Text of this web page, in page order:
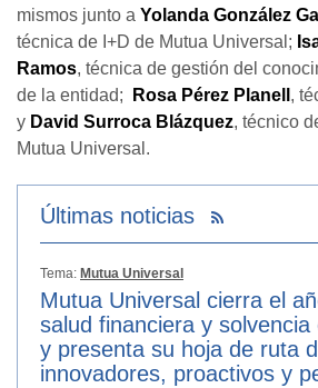
mismos junto a Yolanda González
técnica de I+D de Mutua Universal;
Ramos, técnica de gestión del
de la entidad;
Rosa Pérez Planell ,
y David Surroca Blázquez, técnico
Mutua Universal.
Últimas noticias
Tema: Mutua Universal
Mutua Universal cierra el
salud financiera y
y presenta su hoja de ruta
innovadores, proactivos y